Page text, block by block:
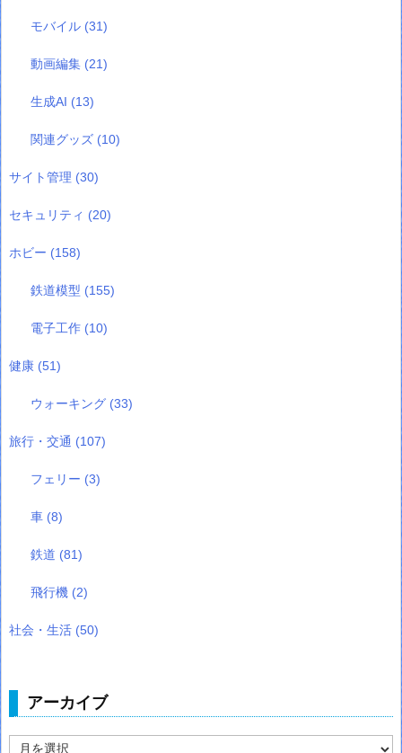
モバイル (31)
動画編集 (21)
生成AI (13)
関連グッズ (10)
サイト管理 (30)
セキュリティ (20)
ホビー (158)
鉄道模型 (155)
電子工作 (10)
健康 (51)
ウォーキング (33)
旅行・交通 (107)
フェリー (3)
車 (8)
鉄道 (81)
飛行機 (2)
社会・生活 (50)
アーカイブ